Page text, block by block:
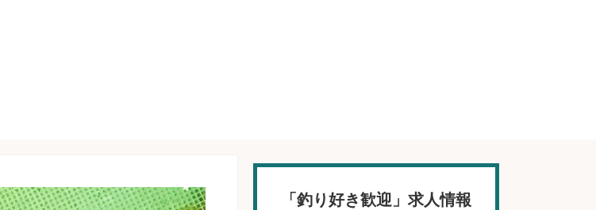
「釣り好き歓迎」求人情報